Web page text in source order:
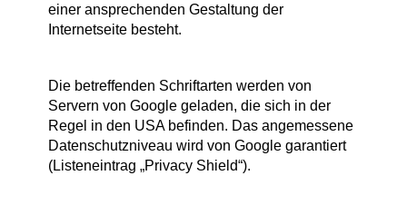
einer ansprechenden Gestaltung der
Internetseite besteht.
Die betreffenden Schriftarten werden von
Servern von Google geladen, die sich in der
Regel in den USA befinden. Das angemessene
Datenschutzniveau wird von Google garantiert
(Listeneintrag „Privacy Shield“).